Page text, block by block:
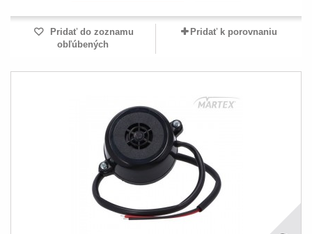
Pridať do zoznamu
obľúbených
Pridať k porovnaniu